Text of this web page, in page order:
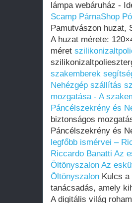
lámpa webáruház -
Scamp PárnaShop
Pamutvászon huzat,
A huzat mérete:
méret
szakemberek
Nehézgép szállítás
mozgatása - A
Páncélszekrény és
biztonságos
Páncélszekrény és
legfőbb ismérvei –
Riccardo Banatti Az
Öltönyszalon Az
Öltönyszalon Kulcs a
tanácsadás, amely
A digitális világ